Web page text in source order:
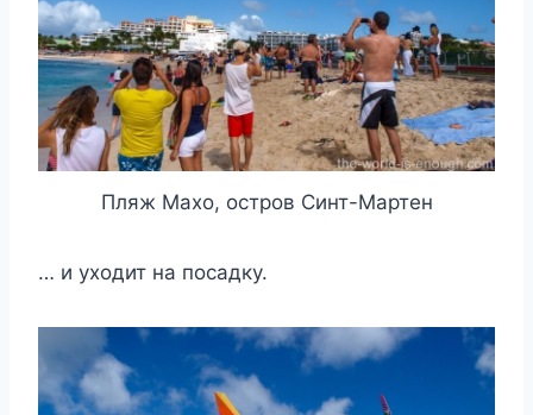
Пляж Махо, остров Синт-Мартен
… и уходит на посадку.